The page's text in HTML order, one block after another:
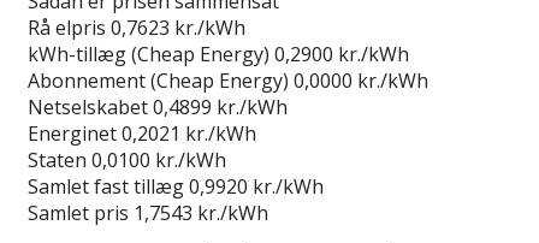
Rå elpris 0,7623 kr./kWh
kWh-tillæg (Cheap Energy) 0,2900 kr./kWh
Abonnement (Cheap Energy) 0,0000 kr./kWh
Netselskabet0,4899 kr./kWh
Energinet0,2021 kr./kWh
Staten 0,0100 kr./kWh
Samlet fast tillæg0,9920 kr./kWh
Samlet pris 1,7543 kr./kWh